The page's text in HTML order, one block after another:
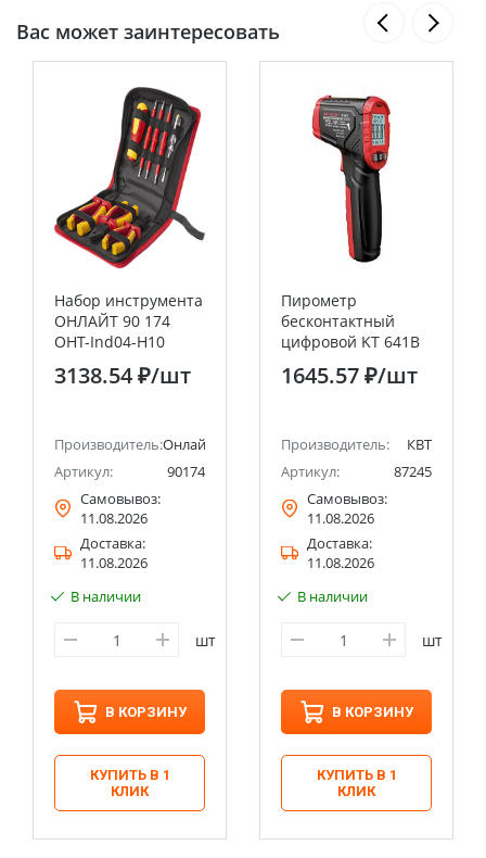
Вас может заинтересовать
Набор инструмента
ОНЛАЙТ 90 174
OHT-Ind04-H10
(диэлектрические,
10 шт)
3138.54 ₽/шт
Производитель:Онлайт
Артикул:
90174
Самовывоз:
11.08.2026
Доставка:
11.08.2026
В наличии
шт
В КОРЗИНУ
КУПИТЬ В 1
КЛИК
Пирометр
бесконтактный
цифровой KT 641B
серия PROLINE КВТ
1645.57 ₽/шт
Производитель:
КВТ
Артикул:
87245
Самовывоз:
11.08.2026
Доставка:
11.08.2026
В наличии
шт
В КОРЗИНУ
КУПИТЬ В 1
КЛИК